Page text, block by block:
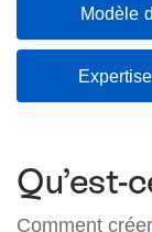
Modèle
Qu’est-
Comment